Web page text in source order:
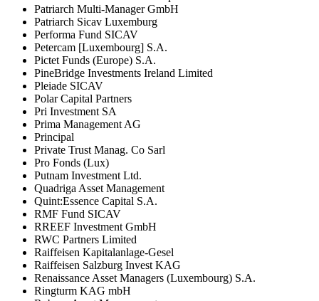
Patriarch Multi-Manager GmbH
Patriarch Sicav Luxemburg
Performa Fund SICAV
Petercam [Luxembourg] S.A.
Pictet Funds (Europe) S.A.
PineBridge Investments Ireland Limited
Pleiade SICAV
Polar Capital Partners
Pri Investment SA
Prima Management AG
Principal
Private Trust Manag. Co Sarl
Pro Fonds (Lux)
Putnam Investment Ltd.
Quadriga Asset Management
Quint:Essence Capital S.A.
RMF Fund SICAV
RREEF Investment GmbH
RWC Partners Limited
Raiffeisen Kapitalanlage-Gesel
Raiffeisen Salzburg Invest KAG
Renaissance Asset Managers (Luxembourg) S.A.
Ringturm KAG mbH